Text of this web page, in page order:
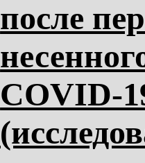
пос­ле
COVID-